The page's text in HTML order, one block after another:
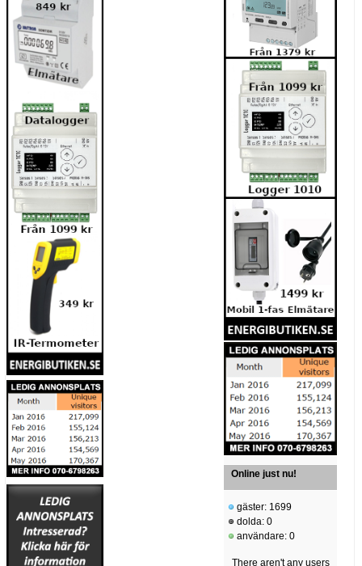
Online just nu!
gäster: 1699
dolda: 0
användare: 0
There aren't any users